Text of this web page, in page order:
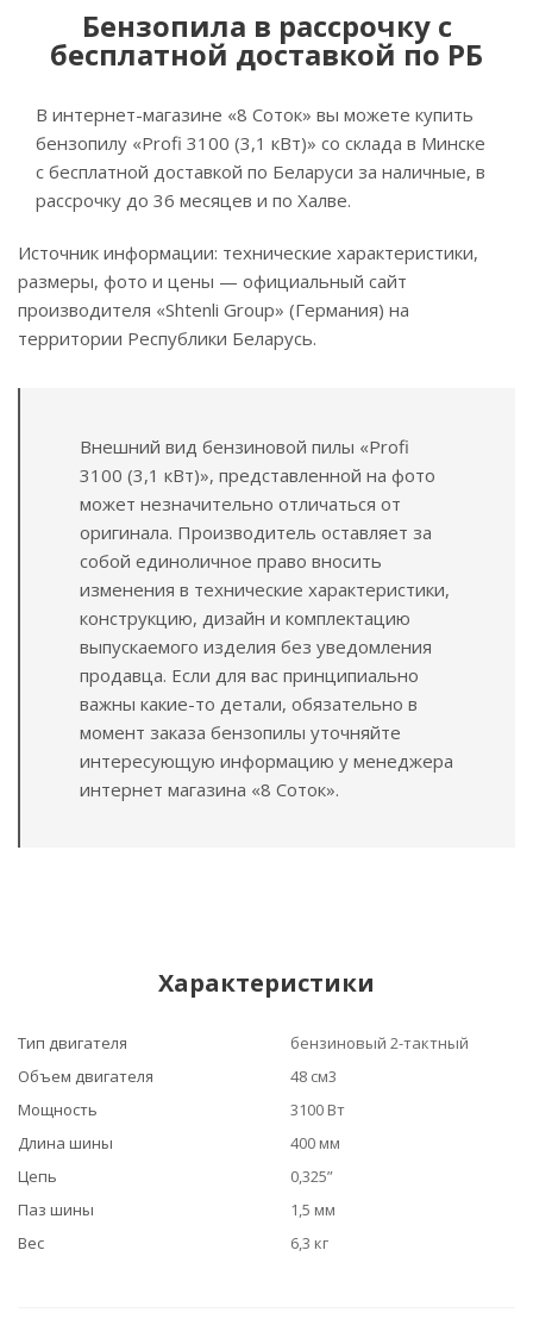
Бензопила в рассрочку с
бесплатной доставкой по РБ
В интернет-магазине «8 Соток» вы можете купить
бензопилу «Profi 3100 (3,1 кВт)» со склада в Минске
с бесплатной доставкой по Беларуси за наличные, в
рассрочку до 36 месяцев и по Халве.
Источник информации: технические характеристики,
размеры, фото и цены — официальный сайт
производителя «Shtenli Group» (Германия) на
территории Республики Беларусь.
Внешний вид бензиновой пилы «Profi
3100 (3,1 кВт)», представленной на фото
может незначительно отличаться от
оригинала. Производитель оставляет за
собой единоличное право вносить
изменения в технические характеристики,
конструкцию, дизайн и комплектацию
выпускаемого изделия без уведомления
продавца. Если для вас принципиально
важны какие-то детали, обязательно в
момент заказа бензопилы уточняйте
интересующую информацию у менеджера
интернет магазина «8 Соток».
Характеристики
Тип двигателя
бензиновый 2-тактный
Объем двигателя
48 см3
Мощность
3100 Вт
Длина шины
400 мм
Цепь
0,325”
Паз шины
1,5 мм
Вес
6,3 кг